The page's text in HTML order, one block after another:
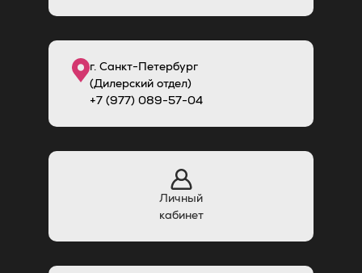
г. Санкт-Петербург
(Дилерский отдел)
+7 (977) 089-57-04
Личный
кабинет